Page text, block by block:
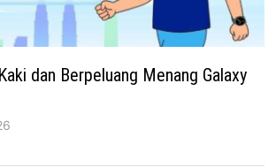
dan Berpeluang Menang Galaxy